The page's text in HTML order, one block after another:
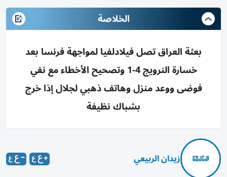
الخلاصة
بعثة العراق تصل فيلادلفيا لمواجهة فرنسا بعد
خسارة النرويج 4-1 وتصحيح الأخطاء مع نفي
فوضى ووعد منزل وهاتف ذهبي لجلال إذا خرج
بشباك نظيفة
زيدان الربيعي